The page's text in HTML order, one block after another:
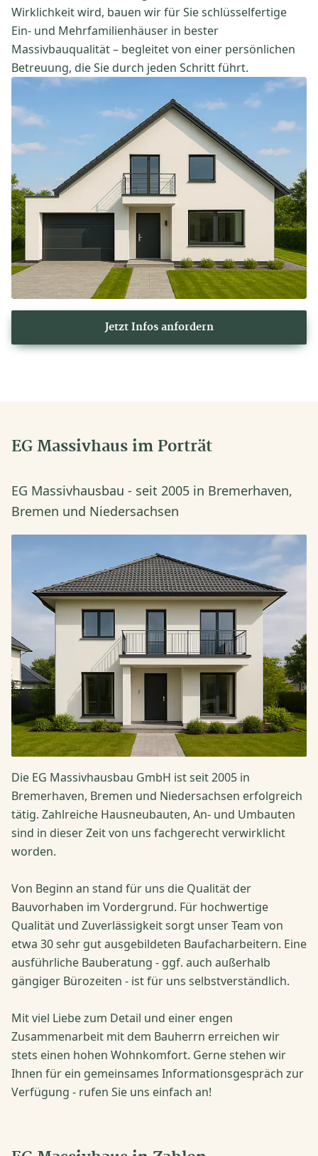
Wirklichkeit wird, bauen wir für Sie schlüsselfertige
Ein- und Mehrfamilienhäuser in bester
Massivbauqualität – begleitet von einer persönlichen
Betreuung, die Sie durch jeden Schritt führt.
Jetzt Infos anfordern
EG Massivhaus im Porträt
EG Massivhausbau - seit 2005 in Bremerhaven,
Bremen und Niedersachsen
Die EG Massivhausbau GmbH ist seit 2005 in
Bremerhaven, Bremen und Niedersachsen erfolgreich
tätig. Zahlreiche Hausneubauten, An- und Umbauten
sind in dieser Zeit von uns fachgerecht verwirklicht
worden.
Von Beginn an stand für uns die Qualität der
Bauvorhaben im Vordergrund. Für hochwertige
Qualität und Zuverlässigkeit sorgt unser Team von
etwa 30 sehr gut ausgebildeten Baufacharbeitern. Eine
ausführliche Bauberatung - ggf. auch außerhalb
gängiger Bürozeiten - ist für uns selbstverständlich.
Mit viel Liebe zum Detail und einer engen
Zusammenarbeit mit dem Bauherrn erreichen wir
stets einen hohen Wohnkomfort. Gerne stehen wir
Ihnen für ein gemeinsames Informationsgespräch zur
Verfügung - rufen Sie uns einfach an!